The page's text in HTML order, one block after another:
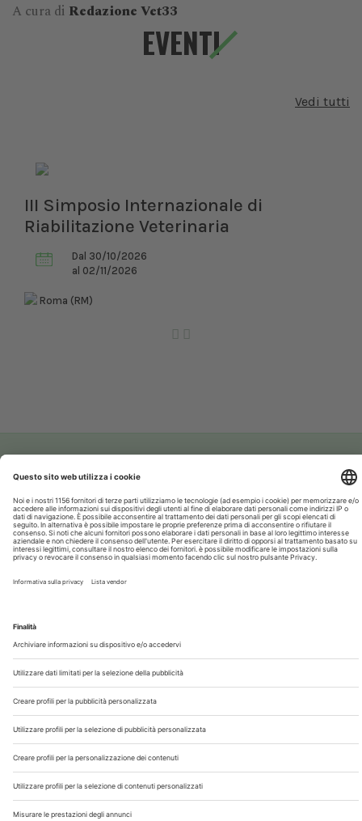
A cura di Redazione Vet33
EVENTI
Vedi tutti
III Simposio Internazionale di
Riabilitazione Veterinaria
Dal 30/10/2026
al 02/11/2026
Roma (RM)